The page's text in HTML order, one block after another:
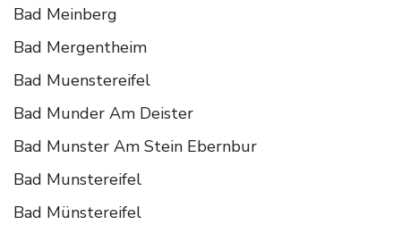
Bad Meinberg
Bad Mergentheim
Bad Muenstereifel
Bad Munder Am Deister
Bad Munster Am Stein Ebernbur
Bad Munstereifel
Bad Münstereifel